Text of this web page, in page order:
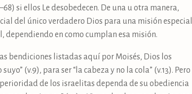
si ellos Le desobedecen. De una u otra manera,
del único verdadero Dios para una misión especial
dependiendo en como cumplan esa misión.
bendiciones listadas aquí por Moisés, Dios los
(v.9), para ser “la cabeza y no la cola” (v.13). Pero
de los israelitas dependa de su obediencia